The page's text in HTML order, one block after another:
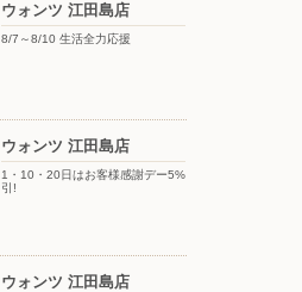
期間限定催事 小樽飯櫃
(おたるぼんき) …
ウォンツ 江田島店
8/7～8/10 生活全力応援
ウォンツ 江田島店
1・10・20日はお客様感謝デー5%
引!
ウォンツ 江田島店